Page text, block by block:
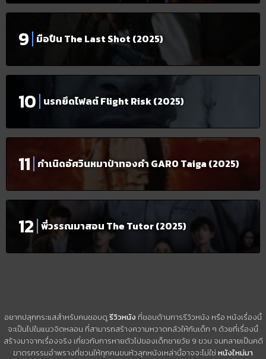
มือปืน The Last Shot (2025)
นรกยึดไฟลต์ Flight Risk (2025)
กำเนิดอัศวินหมาป่าทองคำ GARO Taiga (2025)
พี่วรรณมาสอน The Tutor (2025)
อยากปลุกกระแสสำหรับคนชอบดูรีวิวหนัง ที่ชอบด้านการรีวิวหนัง หรือ หนังเรื่องนี้
จะเป็นไปในแนวจิตหลอน ที่สามารถสร้างความหวาดกลัวให้กับเด็ก ๆ ด้วยที่เรื่องนี้
สร้างมาจากเรื่องจริง เกี่ยวกับการหายตัวไปของเด็กชายวัย 9 ขวบ จนกลายเป็นคดี
ฆาตรกรรมอำพรางที่ชวนให้ทุกคนขนหัวลุกหนังเหล่านี้อาจจะไม่ใช่ หนังใหม่มา